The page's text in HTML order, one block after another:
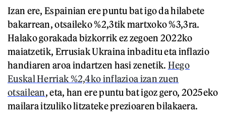
Izan ere, Espainian ere puntu bat igo da hilabete
bakarrean, otsaileko %2,3tik martxoko %3,3ra.
Halako gorakada bizkorrik ez zegoen 2022ko
maiatzetik, Errusiak Ukraina inbaditu eta inflazio
handiaren aroa indartzen hasi zenetik. Hego
Euskal Herriak %2,4ko inflazioa izan zuen
otsailean, eta, han ere puntu bat igoz gero, 2025eko
mailara itzuliko litzateke prezioaren bilakaera.